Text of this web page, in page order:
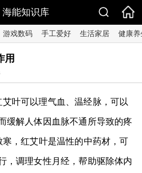
海能知识库
游戏数码 手工爱好 生活家居 健康养
用
叶可以理气血、温经脉，可以
缓解人体因血脉不通所导致的疼
，红艾叶是温性的中药材，可
，调理女性月经，帮助驱除体内